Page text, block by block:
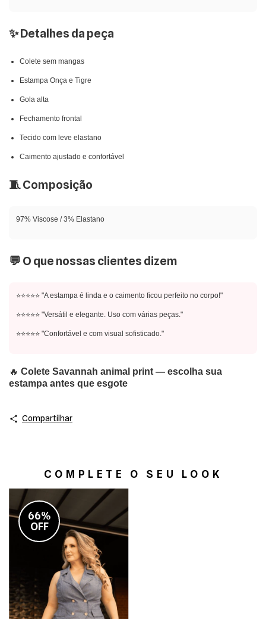
✨ Detalhes da peça
Colete sem mangas
Estampa Onça e Tigre
Gola alta
Fechamento frontal
Tecido com leve elastano
Caimento ajustado e confortável
🧵 Composição
97% Viscose / 3% Elastano
💬 O que nossas clientes dizem
⭐⭐⭐⭐⭐ "A estampa é linda e o caimento ficou perfeito no corpo!"
⭐⭐⭐⭐⭐ "Versátil e elegante. Uso com várias peças."
⭐⭐⭐⭐⭐ "Confortável e com visual sofisticado."
🔥 Colete Savannah animal print — escolha sua
estampa antes que esgote
Compartilhar
COMPLETE O SEU LOOK
66%
OFF